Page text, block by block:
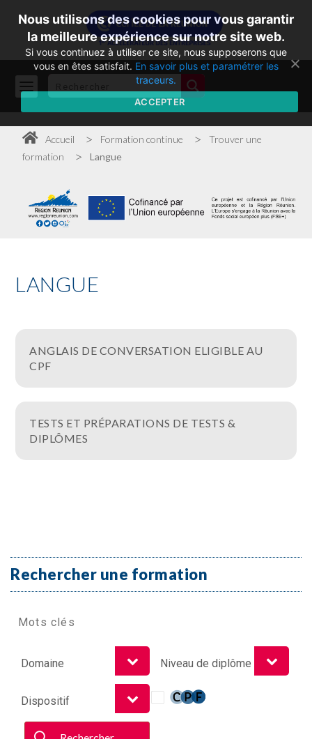
Accueil > Formation continue >
Trouver une
formation
> Langue
LANGUE
ANGLAIS DE CONVERSATION ELIGIBLE AU
CPF
TESTS ET PRÉPARATIONS DE TESTS &
DIPLÔMES
Rechercher une formation
Nous utilisons des cookies pour vous garantir
la meilleure expérience sur notre site web.
Si vous continuez à utiliser ce site, nous supposerons que
vous en êtes satisfait. En savoir plus et paramétrer les
traceurs.
ACCEPTER